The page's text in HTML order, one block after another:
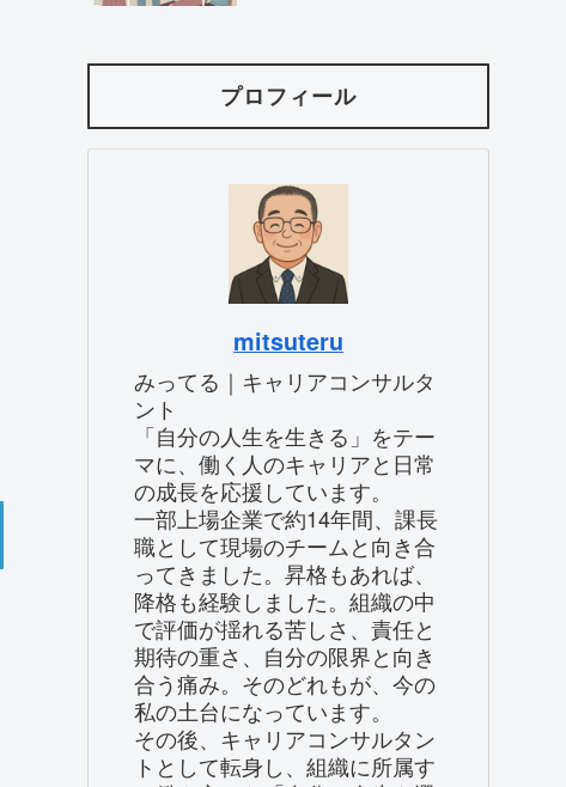
プロフィール
mitsuteru
みってる｜キャリアコンサルタ
ント
「自分の人生を生きる」をテー
マに、働く人のキャリアと日常
の成長を応援しています。
一部上場企業で約14年間、課長
職として現場のチームと向き合
ってきました。昇格もあれば、
降格も経験しました。組織の中
で評価が揺れる苦しさ、責任と
期待の重さ、自分の限界と向き
合う痛み。そのどれもが、今の
私の土台になっています。
その後、キャリアコンサルタン
トとして転身し、組織に所属す